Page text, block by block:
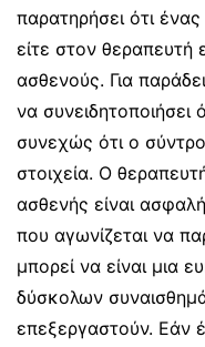
παρατηρήσει ότι
είτε στον
ασθενούς. Για
να συνειδητοποιήσει
συνεχώς ότι ο
στοιχεία. Ο
ασθενής είναι
που αγωνίζεται να
μπορεί να είναι μια
δύσκολων
επεξεργαστούν. Εάν